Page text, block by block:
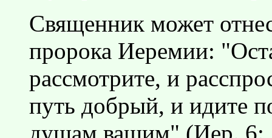
Священник может
пророка Иеремии:
рассмотрите, и
путь добрый, и идите
душам вашим" (Иер. 6: